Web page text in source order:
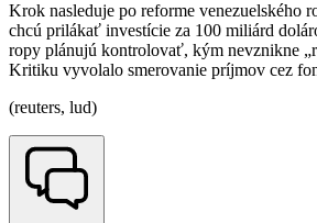
Krok nasleduje po reforme venezuelského
chcú prilákať investície za 100 miliárd
ropy plánujú kontrolovať, kým nevznikne
Kritiku vyvolalo smerovanie príjmov cez
(reuters, lud)